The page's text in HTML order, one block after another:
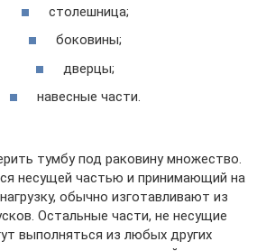
столешница;
боковины;
дверцы;
навесные части.
тумбу под раковину множество.
несущей частью и принимающий на
обычно изготавливают из
Остальные части, не несущие
выполняться из любых других